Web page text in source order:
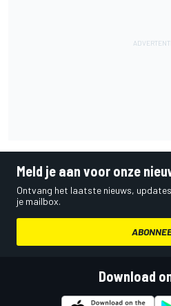
Meld je aan voor onze
Ontvang het laatste nieuws,
je mailbox.
Download